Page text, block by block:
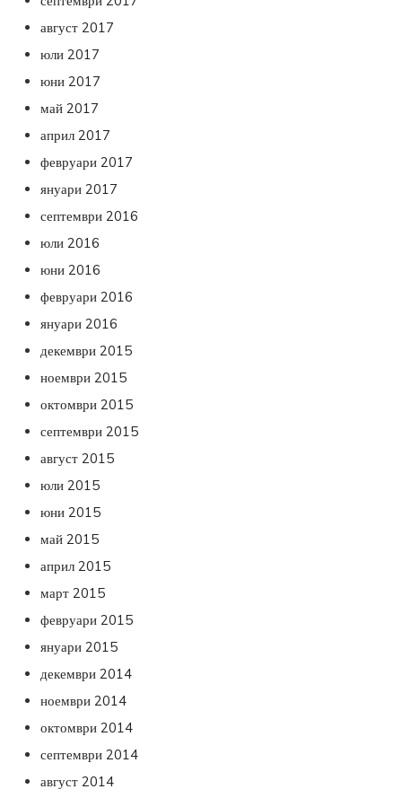
август 2017
юли 2017
юни 2017
май 2017
април 2017
февруари 2017
януари 2017
септември 2016
юли 2016
юни 2016
февруари 2016
януари 2016
декември 2015
ноември 2015
октомври 2015
септември 2015
август 2015
юли 2015
юни 2015
май 2015
април 2015
март 2015
февруари 2015
януари 2015
декември 2014
ноември 2014
октомври 2014
септември 2014
август 2014